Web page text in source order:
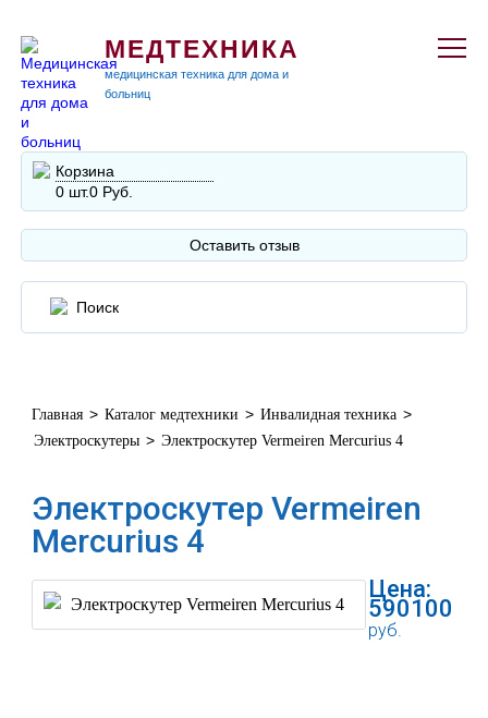
МЕДТЕХНИКА
медицинская техника для дома и
больниц
Корзина
0 шт.0 Руб.
Оставить отзыв
Главная > Каталог медтехники > Инвалидная техника >
Электроскутеры > Электроскутер Vermeiren Mercurius 4
Электроскутер Vermeiren
Mercurius 4
Цена:
590100
руб.